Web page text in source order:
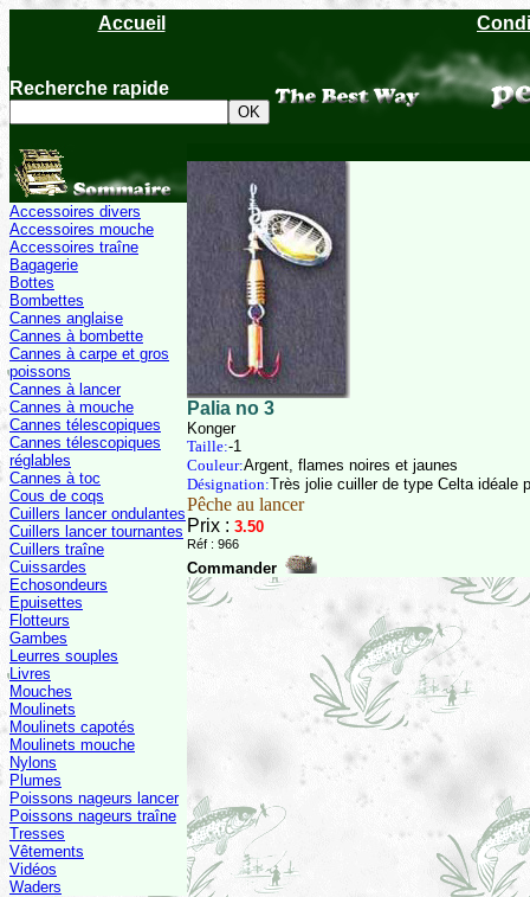
Accueil
Recherche rapide
Accessoires divers
Accessoires mouche
Accessoires traîne
Bagagerie
Bottes
Bombettes
Cannes anglaise
Cannes à bombette
Cannes à carpe et gros
poissons
Cannes à lancer
Cannes à mouche
Cannes télescopiques
Cannes télescopiques
réglables
Cannes à toc
Cous de coqs
Cuillers lancer ondulantes
Cuillers lancer tournantes
Cuillers traîne
Cuissardes
Echosondeurs
Epuisettes
Flotteurs
Gambes
Leurres souples
Livres
Mouches
Moulinets
Moulinets capotés
Moulinets mouche
Nylons
Plumes
Poissons nageurs lancer
Poissons nageurs traîne
Tresses
Vêtements
Vidéos
Waders
Palia no 3
Konger
Taille:-1
Couleur:Argent, flames noires et jaunes
Désignation:Très jolie cuiller de type Celta idéale
Pêche au lancer
Prix : 3.50
Réf : 966
Commander